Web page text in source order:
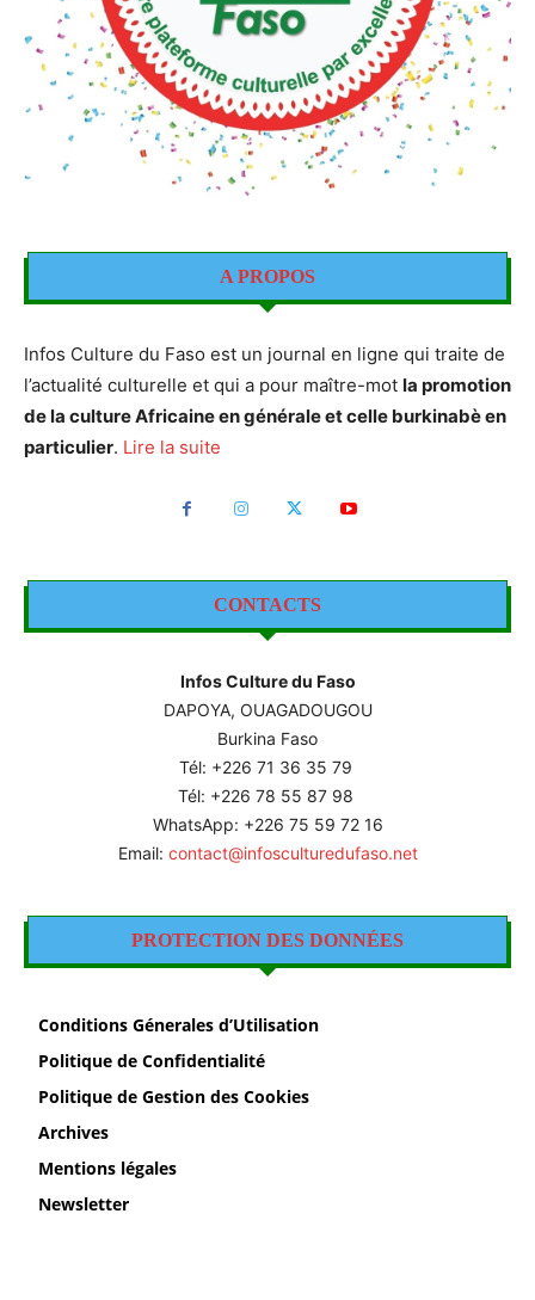
A PROPOS
Infos Culture du Faso est un journal en ligne qui traite de
l’actualité culturelle et qui a pour maître-mot la promotion
de la culture Africaine en générale et celle burkinabè en
particulier. Lire la suite
CONTACTS
Infos Culture du Faso
DAPOYA, OUAGADOUGOU
Burkina Faso
Tél: +226 71 36 35 79
Tél: +226 78 55 87 98
WhatsApp: +226 75 59 72 16
Email: contact@infosculturedufaso.net
PROTECTION DES DONNÉES
Conditions Génerales d’Utilisation
Politique de Confidentialité
Politique de Gestion des Cookies
Archives
Mentions légales
Newsletter